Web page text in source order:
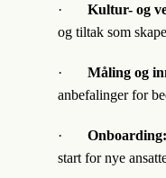
· Kultur- og
og tiltak som
· Måling og
anbefalinger for
· Onboarding:
start for nye